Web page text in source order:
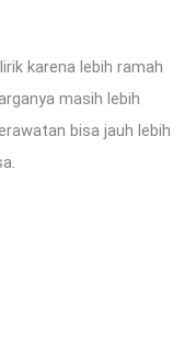
karena lebih ramah
masih lebih
bisa jauh lebih